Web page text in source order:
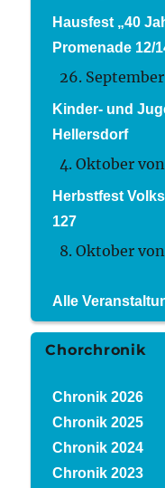
Hausfest „40
Promenade 12/
26.
Kinder- und
Hellersdorf
4. Oktober
Herbstfest
127
8. Oktober
Alle
Chorchronik
Chronik 2026
Chronik 2025
Chronik 2024
Chronik 2023